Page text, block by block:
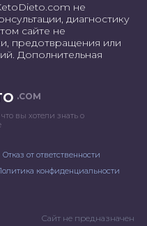
не
диагностику
сайте не
предотвращения или
Дополнительная
.COM
вы хотели знать о
Отказ от ответственности
конфиденциальности
Сайт не предназначен